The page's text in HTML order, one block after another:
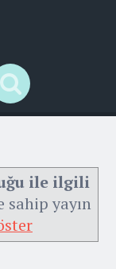
Links
Search
ile ilgili
sahip yayın